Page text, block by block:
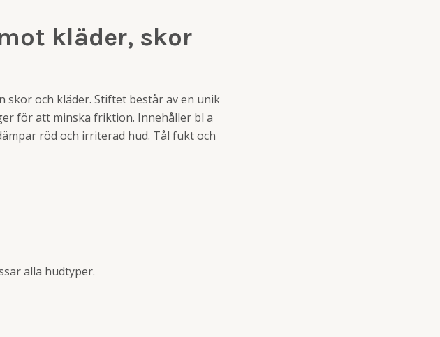
kläder, skor
skor och kläder. Stiftet består av en unik
för att minska friktion. Innehåller bl a
röd och irriterad hud. Tål fukt och
alla hudtyper.